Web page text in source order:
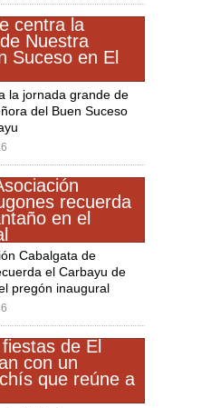
la jornada grande de
del Buen Suceso
Cabalgata de
el Carbayu de
pregón inaugural